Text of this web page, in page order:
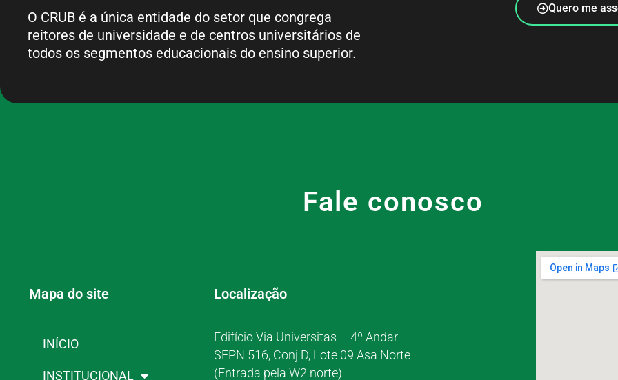
O CRUB é a única entidade do setor que congrega
reitores de universidade e de centros universitários de
todos os segmentos educacionais do ensino superior.
Quero me
Fale conosco
Mapa do site
INÍCIO
INSTITUCIONAL
Localização
Edifício Via Universitas – 4º Andar
SEPN 516, Conj D, Lote 09 Asa Norte
(Entrada pela W2 norte)